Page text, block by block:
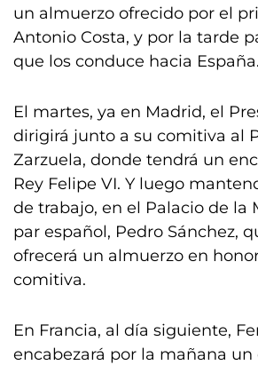
un almuerzo ofrecido por el
Antonio Costa, y por la tarde
que los conduce hacia España.
El martes, ya en Madrid, el
dirigirá junto a su comitiva al
Zarzuela, donde tendrá un
Rey Felipe VI. Y luego
de trabajo, en el Palacio de la
par español, Pedro Sánchez,
ofrecerá un almuerzo en
comitiva.
En Francia, al día siguiente,
encabezará por la mañana